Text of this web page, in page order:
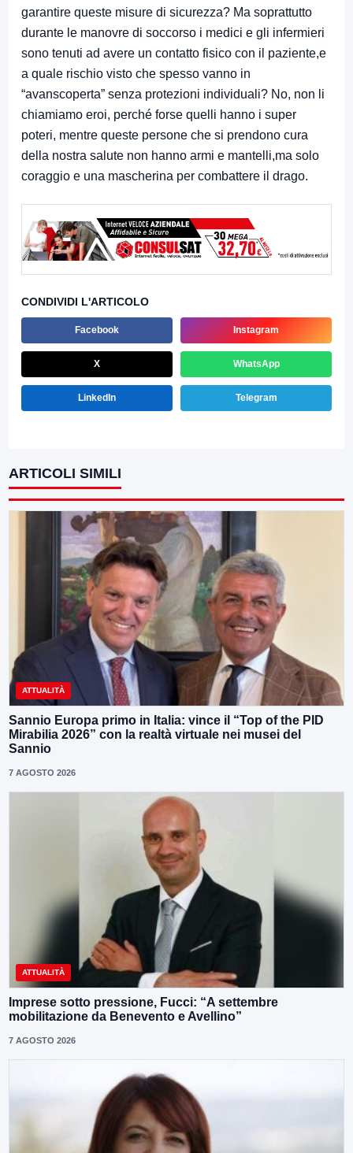
garantire queste misure di sicurezza? Ma soprattutto
durante le manovre di soccorso i medici e gli infermieri
sono tenuti ad avere un contatto fisico con il paziente,e
a quale rischio visto che spesso vanno in
“avanscoperta” senza protezioni individuali? No, non li
chiamiamo eroi, perché forse quelli hanno i super
poteri, mentre queste persone che si prendono cura
della nostra salute non hanno armi e mantelli,ma solo
coraggio e una mascherina per combattere il drago.
CONDIVIDI L'ARTICOLO
Facebook Instagram
X WhatsApp
LinkedIn Telegram
ARTICOLI SIMILI
ATTUALITÀ
Sannio Europa primo in Italia: vince il “Top of the PID
Mirabilia 2026” con la realtà virtuale nei musei del
Sannio
7 AGOSTO 2026
ATTUALITÀ
Imprese sotto pressione, Fucci: “A settembre
mobilitazione da Benevento e Avellino”
7 AGOSTO 2026